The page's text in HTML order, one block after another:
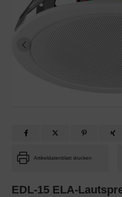
Artikeldatenblatt drucken
EDL-15 ELA-